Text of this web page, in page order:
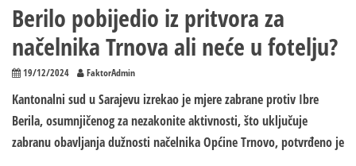
Berilo pobijedio iz pritvora za
načelnika Trnova ali neće u fotelju?
19/12/2024 FaktorAdmin
Kantonalni sud u Sarajevu izrekao je mjere zabrane protiv Ibre
Berila, osumnjičenog za nezakonite aktivnosti, što uključuje
zabranu obavljanja dužnosti načelnika Općine Trnovo, potvrđeno je